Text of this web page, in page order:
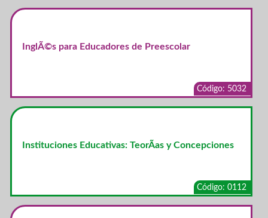
InglÃ©s para Educadores de Preescolar
Código: 5032
Instituciones Educativas: TeorÃ­as y Concepciones
Código: 0112